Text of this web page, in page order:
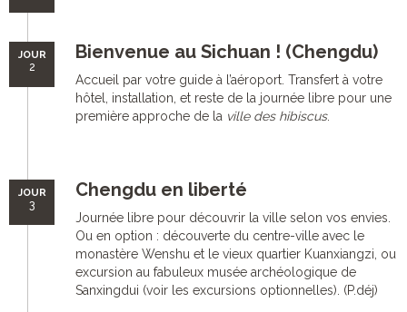
JOUR
2
Bienvenue au Sichuan ! (Chengdu)
Accueil par votre guide à l’aéroport. Transfert à votre
hôtel, installation, et reste de la journée libre pour une
première approche de la ville des hibiscus.
JOUR
3
Chengdu en liberté
Journée libre pour découvrir la ville selon vos envies.
Ou en option : découverte du centre-ville avec le
monastère Wenshu et le vieux quartier Kuanxiangzi, ou
excursion au fabuleux musée archéologique de
Sanxingdui (voir les excursions optionnelles). (P.déj)